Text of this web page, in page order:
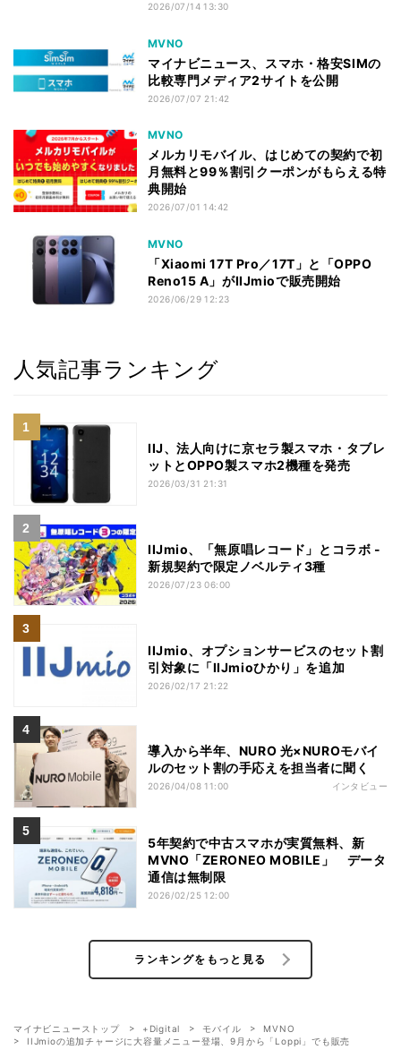
2026/07/14 13:30
MVNO
マイナビニュース、スマホ・格安SIMの
比較専門メディア2サイトを公開
2026/07/07 21:42
MVNO
メルカリモバイル、はじめての契約で初
月無料と99％割引クーポンがもらえる特
典開始
2026/07/01 14:42
MVNO
「Xiaomi 17T Pro／17T」と「OPPO
Reno15 A」がIIJmioで販売開始
2026/06/29 12:23
人気記事ランキング
IIJ、法人向けに京セラ製スマホ・タブレ
ットとOPPO製スマホ2機種を発売
2026/03/31 21:31
IIJmio、「無原唱レコード」とコラボ -
新規契約で限定ノベルティ3種
2026/07/23 06:00
IIJmio、オプションサービスのセット割
引対象に「IIJmioひかり」を追加
2026/02/17 21:22
導入から半年、NURO 光×NUROモバイ
ルのセット割の手応えを担当者に聞く
2026/04/08 11:00 インタビュー
5年契約で中古スマホが実質無料、新
MVNO「ZERONEO MOBILE」 データ
通信は無制限
2026/02/25 12:00
ランキングをもっと見る
マイナビニューストップ +Digital モバイル
MVNO
IIJmioの追加チャージに大容量メニュー登場、9月から「Loppi」でも販売